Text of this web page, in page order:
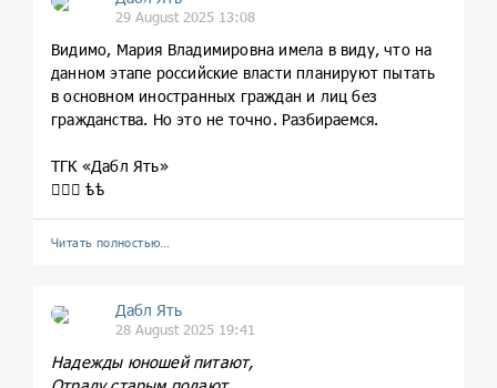
29 August 2025 13:08
Видимо, Мария Владимировна имела в виду, что на
данном этапе российские власти планируют пытать
в основном иностранных граждан и лиц без
гражданства. Но это не точно. Разбираемся.
ТГК «Дабл Ять»
💁🏼‍♀️ ѣѣ
Читать полностью…
Дабл Ять
28 August 2025 19:41
Надежды юношей питают,